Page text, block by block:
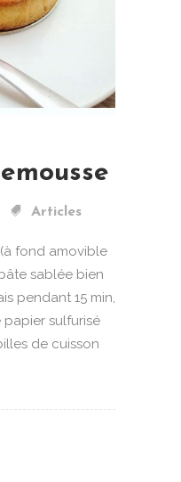
Articles
fond amovible
sablée bien
pendant 15 min,
sulfurisé
de cuisson